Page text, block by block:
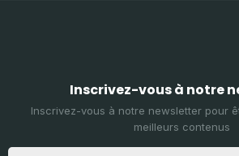
Inscrivez-vous à notre
Inscrivez-vous à notre newsletter pour
meilleurs contenus